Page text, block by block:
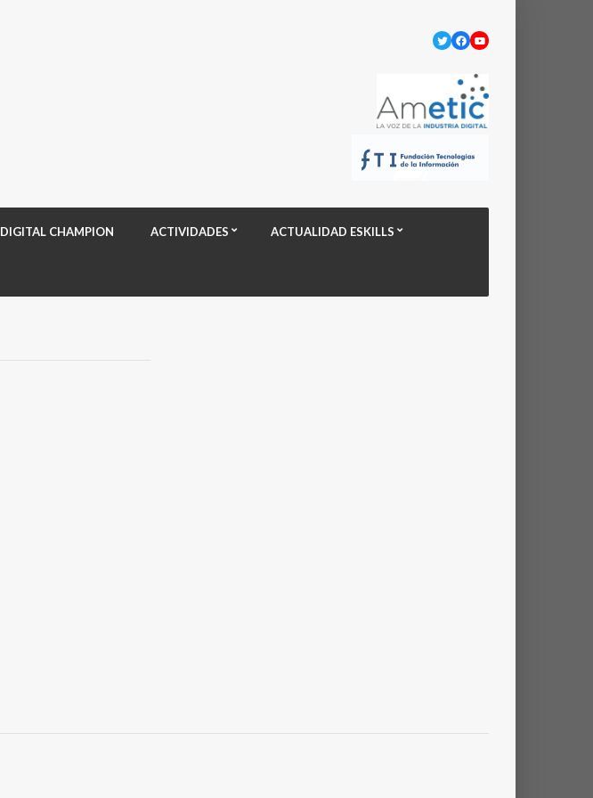
Twitter
Facebook
YouTube
DIGITAL CHAMPION ACTIVIDADES ACTUALIDAD ESKILLS